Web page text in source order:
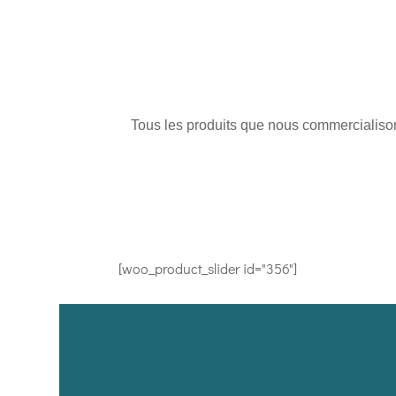
Tous les produits que nous
[woo_product_slider id="356"]